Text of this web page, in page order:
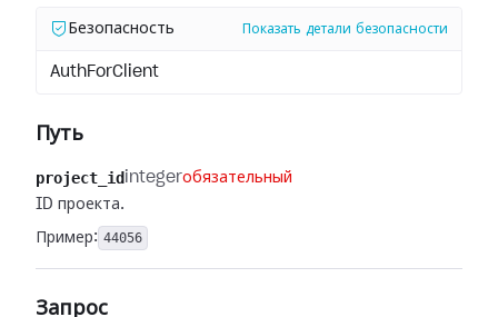
Безопасность Показать детали безопасности
AuthForClient
Путь
project_id integerобязательный
ID проекта.
Пример: 44056
Запрос